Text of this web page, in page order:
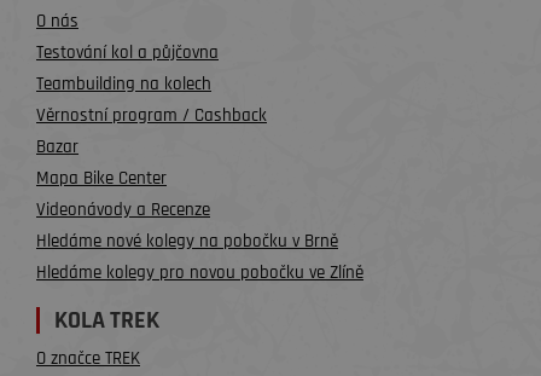
O nás
Testování kol a půjčovna
Teambuilding na kolech
Věrnostní program / Cashback
Bazar
Mapa Bike Center
Videonávody a Recenze
Hledáme nové kolegy na pobočku v Brně
Hledáme kolegy pro novou pobočku ve Zlíně
KOLA TREK
O značce TREK